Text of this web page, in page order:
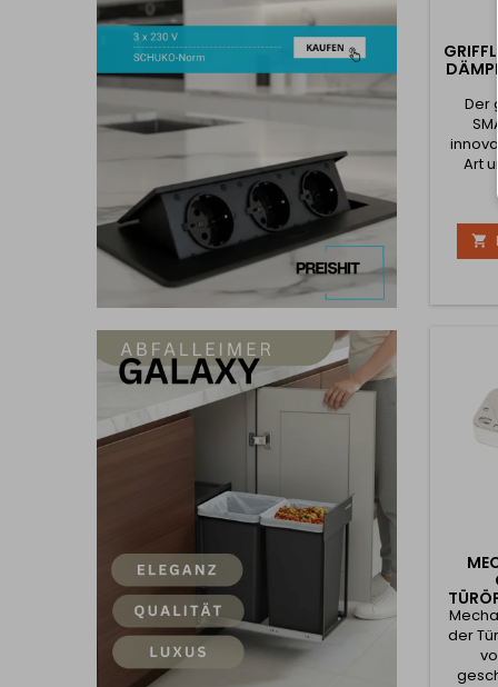
Der
Art
Ihre
dass

der